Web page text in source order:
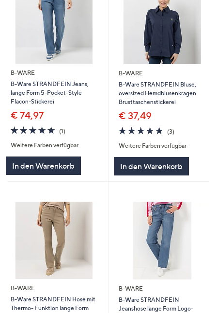
B-WARE
B-Ware STRANDFEIN Jeans,
lange Form 5-Pocket-Style
Flacon-Stickerei
€ 74,97
5.0
von
5
(1)1
Weitere Farben verfügbar
In den Warenkorb
B-WARE
B-Ware STRANDFEIN Bluse,
oversized Hemdblusenkragen
Brusttaschenstickerei
€ 37,49
5.0
von
5
(3)3
Weitere Farben verfügbar
In den Warenkorb
B-WARE
B-Ware STRANDFEIN Hose mit
Thermo- Funktion lange Form
B-WARE
B-Ware STRANDFEIN
Jeanshose lange Form Logo-